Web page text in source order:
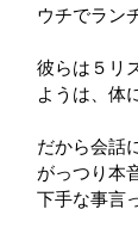
ウチでラン
彼らは５リ
ようは、体
だから会話
がっつり本
下手な事言